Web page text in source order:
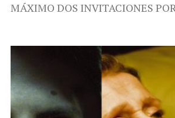
MÁXIMO DOS INVITACIONES